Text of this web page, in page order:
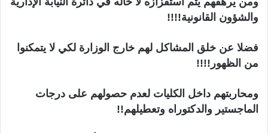
والشؤون القانونية!!!!
فضلا عن خلق المشاكل لهم خارج الوزارة لكي لا يتمكنوا
من الظهور!!!!
ومحاربتهم داخل الكليات لعدم حصولهم على درجات
الماجستير والدكتوراه وتعطيلهم!!